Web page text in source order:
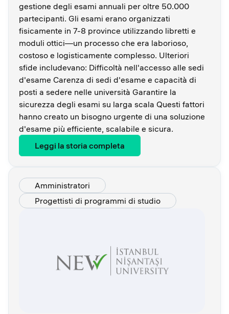
gestione degli esami annuali per oltre 50.000
partecipanti. Gli esami erano organizzati
fisicamente in 7-8 province utilizzando libretti e
moduli ottici—un processo che era laborioso,
costoso e logisticamente complesso. Ulteriori
sfide includevano: Difficoltà nell'accesso alle sedi
d'esame Carenza di sedi d'esame e capacità di
posti a sedere nelle università Garantire la
sicurezza degli esami su larga scala Questi fattori
hanno creato un bisogno urgente di una soluzione
d'esame più efficiente, scalabile e sicura.
Leggi la storia completa
Amministratori
Progettisti di programmi di studio